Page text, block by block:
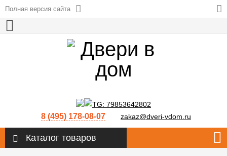
Полная версия сайта
8 (495) 178-08-07 zakaz@dveri-vdom.ru
Каталог товаров